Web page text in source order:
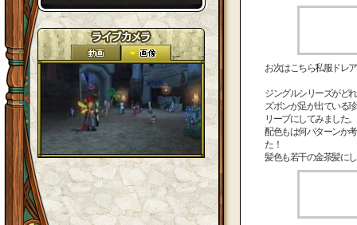
お次はこちら私服ドレ
ジングルシリーズがど
ズボンが足が出ている
リーブにしてみました。
配色もは何パターンか
た！
髪色も若干の金茶髪に